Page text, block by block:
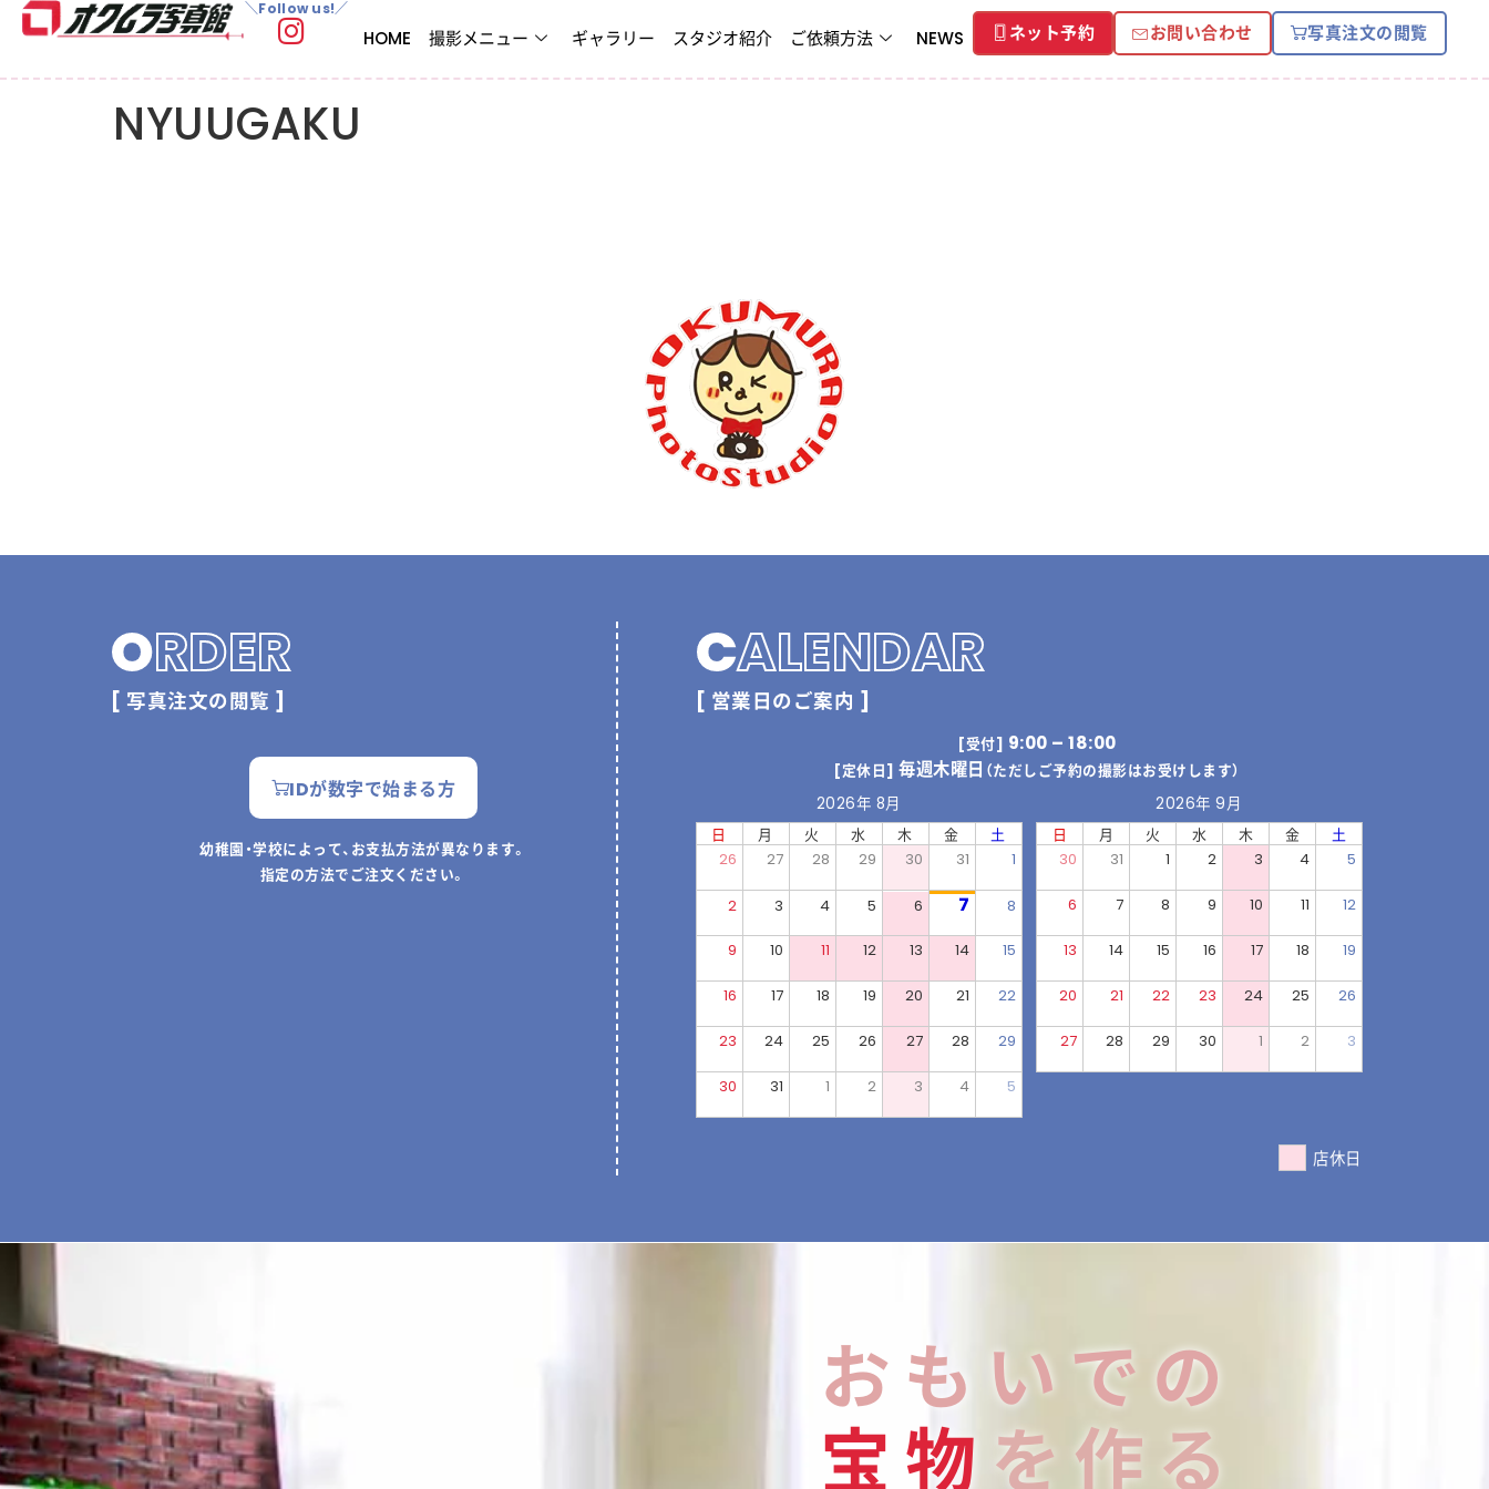
＼Follow us!／
HOME 撮影メニュー ギャラリー スタジオ紹介 ご依頼方法 NEWS ネット予約 お問い合わせ 写真注文の閲覧
NYUUGAKU
ORDER
[ 写真注文の閲覧 ]
IDが数字で始まる方
幼稚園・学校によって、お支払方法が異なります。
指定の方法でご注文ください。
CALENDAR
[ 営業日のご案内 ]
[受付] 9:00 – 18:00
[定休日]毎週木曜日 （ただしご予約の撮影はお受けします）
2026年 8月
日 月 火 水 木 金
土
26
27 28 29 30 31 1
2 3 4 5 6 7 8
9 10 11 12 13 14 15
16 17 18 19 20 21 22
23 24 25 26 27 28 29
30 31 1 2 3 4 5
2026年 9月
日 月 火 水 木 金
土
30
31 1 2 3 4 5
6 7 8 9 10 11 12
13 14 15 16 17 18 19
20 21 22 23 24 25 26
27 28 29 30 1 2 3
店休日
おもいでの
宝物 を作る